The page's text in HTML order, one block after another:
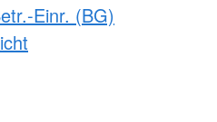
Einr. (BG)